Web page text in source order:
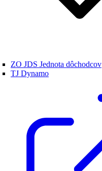
ZO JDS Jednota dôchodcov
TJ Dynamo